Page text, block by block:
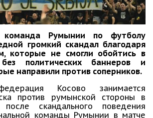
команда Румынии по футболу
громкий скандал благодаря
которые не смогли обойтись в
политических баннеров и
направили против соперников.
Косово занимается
против румынской стороны в
скандального поведения
команды Румынии в матче